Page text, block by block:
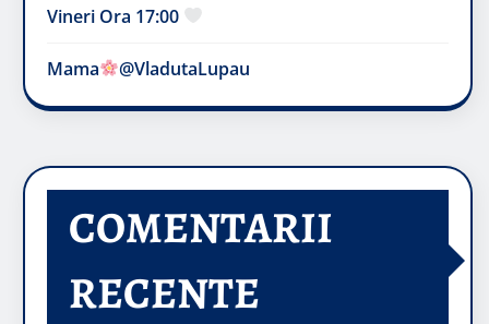
Vineri Ora 17:00
Mama @VladutaLupau
COMENTARII
RECENTE